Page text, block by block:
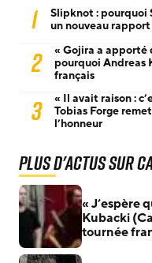
1
Slipknot : pourquoi
un nouveau
2
« Gojira a apporté
pourquoi Andreas
français
3
« Il avait raison :
Tobias Forge
l’honneur
Plus d'actus sur
« J’espère
Kubacki
tournée